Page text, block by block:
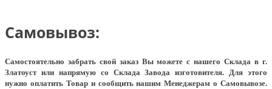
Самовывоз:
Самостоятельно забрать свой заказ Вы можете с нашего Склада в г.
Златоуст или напрямую со Склада Завода изготовителя. Для этого
нужно оплатить Товар и сообщить нашим Менеджерам о Самовывозе.